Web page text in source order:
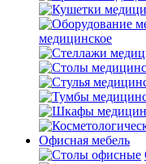
медицинское
Офисная мебель